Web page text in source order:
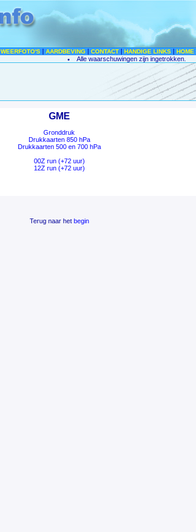
WEERFOTO'S | AARDBEVING | CONTACT | HANDIGE LINKS | HOME
Alle waarschuwingen zijn ingetrokken.
GME
Gronddruk
Drukkaarten 850 hPa
Drukkaarten 500 en 700 hPa
00Z run (+72 uur)
12Z run (+72 uur)
Terug naar het begin